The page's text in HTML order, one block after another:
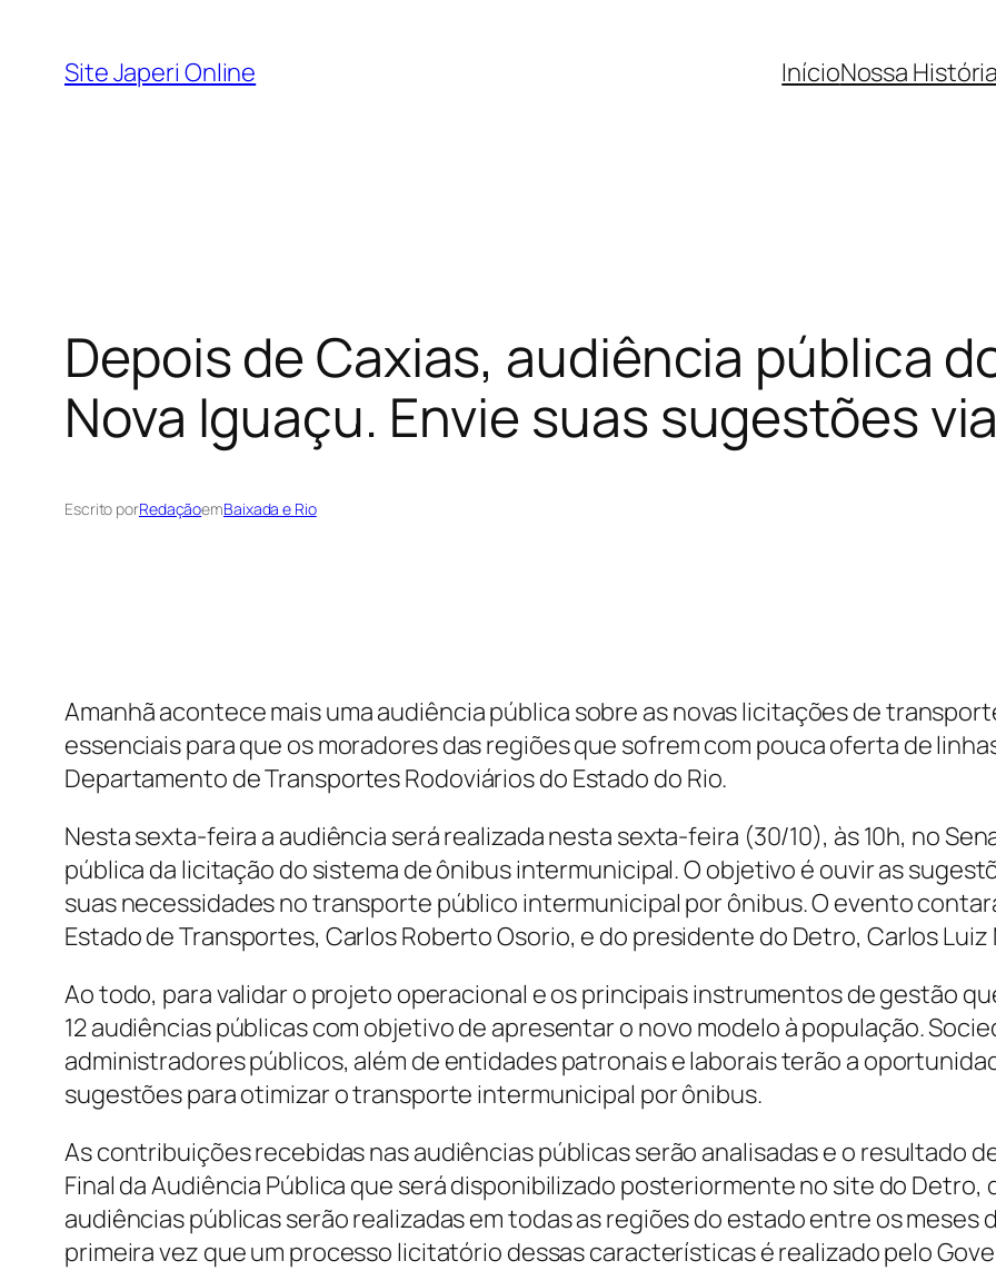
Site Japeri Online InícioNossa
Depois de Caxias, audiência pública
Nova Iguaçu. Envie suas sugestões
Escrito porRedaçãoemBaixada e Rio
Amanhã acontece mais uma audiência pública sobre as novas licitações de
essenciais para que os moradores das regiões que sofrem com pouca oferta de
Departamento de Transportes Rodoviários do Estado do Rio.
Nesta sexta-feira a audiência será realizada nesta sexta-feira (30/10), às 10h, no
pública da licitação do sistema de ônibus intermunicipal. O objetivo é ouvir as
suas necessidades no transporte público intermunicipal por ônibus. O evento
Estado de Transportes, Carlos Roberto Osorio, e do presidente do Detro, Carlos Luiz
Ao todo, para validar o projeto operacional e os principais instrumentos de gestão
12 audiências públicas com objetivo de apresentar o novo modelo à população.
administradores públicos, além de entidades patronais e laborais terão a
sugestões para otimizar o transporte intermunicipal por ônibus.
As contribuições recebidas nas audiências públicas serão analisadas e o resultado
Final da Audiência Pública que será disponibilizado posteriormente no site do Detro,
audiências públicas serão realizadas em todas as regiões do estado entre os meses
primeira vez que um processo licitatório dessas características é realizado pelo